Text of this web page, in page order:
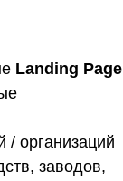
Landing Page
/ организаций
заводов,